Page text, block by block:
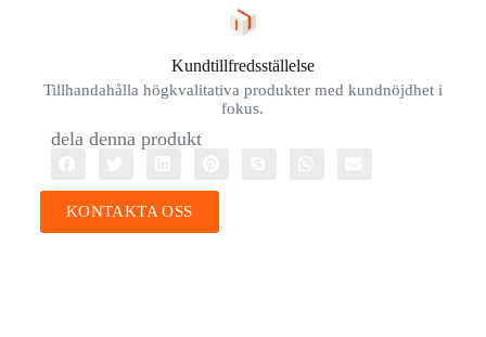
Kundtillfredsställelse
Tillhandahålla högkvalitativa produkter med kundnöjdhet i
fokus.
dela denna produkt
KONTAKTA OSS